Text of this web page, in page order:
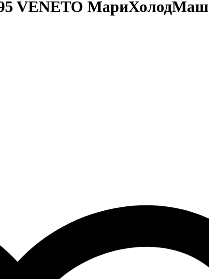
VENETO МариХолодМаш